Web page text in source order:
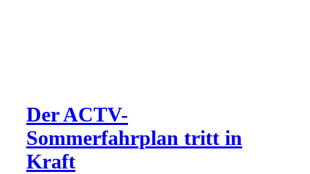
Der ACTV-
Sommerfahrplan tritt in
Kraft